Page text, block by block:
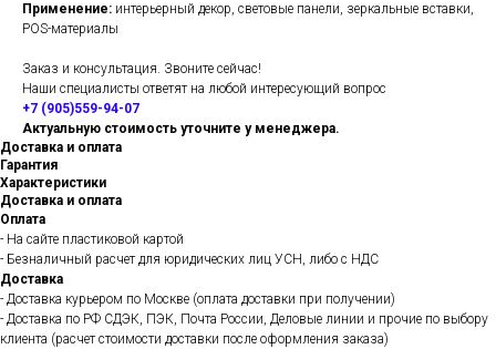
Применение: интерьерный декор, световые панели, зеркальные вставки,
POS-материалы
Заказ и консультация. Звоните сейчас!
Наши специалисты ответят на любой интересующий вопрос
+7 (905)559-94-07
Актуальную стоимость уточните у менеджера.
Доставка и оплата
Гарантия
Характеристики
Доставка и оплата
Оплата
- На сайте пластиковой картой
- Безналичный расчет для юридических лиц УСН, либо с НДС
Доставка
- Доставка курьером по Москве (оплата доставки при получении)
- Доставка по РФ СДЭК, ПЭК, Почта России, Деловые линии и прочие по выбору
клиента (расчет стоимости доставки после оформления заказа)